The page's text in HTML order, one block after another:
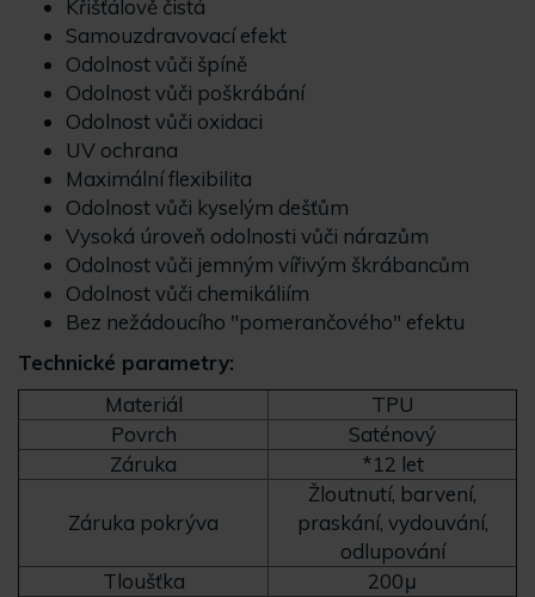
Křišťálově čistá
Samouzdravovací efekt
Odolnost vůči špíně
Odolnost vůči poškrábání
Odolnost vůči oxidaci
UV ochrana
Maximální flexibilita
Odolnost vůči kyselým dešťům
Vysoká úroveň odolnosti vůči nárazům
Odolnost vůči jemným vířivým škrábancům
Odolnost vůči chemikáliím
Bez nežádoucího "pomerančového" efektu
Technické parametry:
Materiál
TPU
Povrch
Saténový
Záruka
*12 let
Záruka pokrýva
Žloutnutí, barvení,
praskání, vydouvání,
odlupování
Tloušťka
200μ